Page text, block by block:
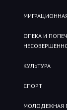
ОПЕКА И
КУЛЬТУРА
СПОРТ
МОЛОДЕЖНАЯ